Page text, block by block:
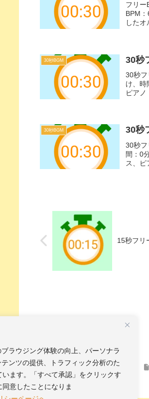
ラウジング体験の向上、パーソナラ
ンツの提供、トラフィック分析のた
ます。「すべて承認」をクリックす
意したことになりま
フリー
BPM
した
30秒BGM 30秒
30秒
け、時
ピア
30秒BGM 30秒
30秒
間：0
ス、ピ
15秒フリ
ホーム 30秒BGM